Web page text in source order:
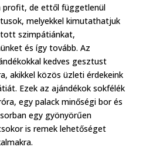
profit, de ettől függetlenül
melyekkel kimutathatjuk
szimpátiánkat,
és így tovább. Az
kedves gesztust
akikkel közös üzleti érdekeink
Ezek az ajándékok sokfélék
egy palack minőségi bor és
egy gyönyörűen
is remek lehetőséget